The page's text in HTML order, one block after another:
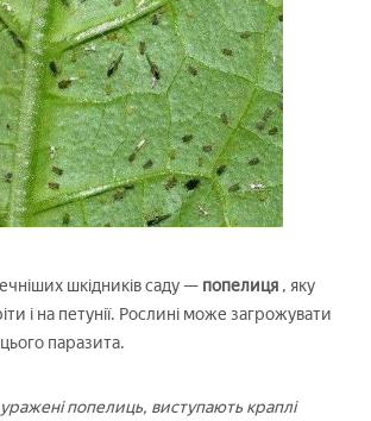
шкідників саду — попелиця , яку
і на петунії. Рослині може загрожувати
паразита.
уражені попелиць, виступають краплі